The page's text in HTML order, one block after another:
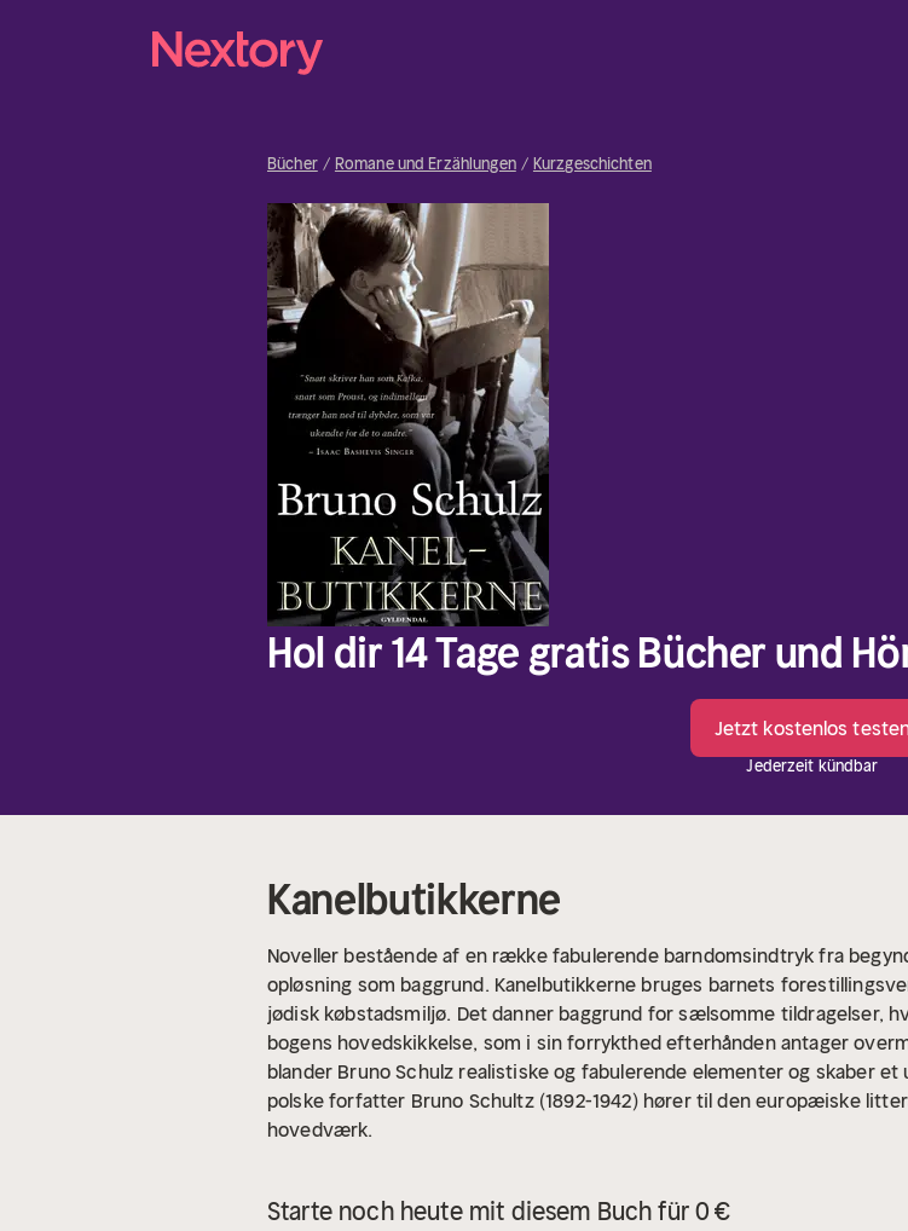
Bücher Romane und Erzählungen Kurzgeschichten
Hol dir 14 Tage gratis Bücher und
Jetzt kostenlos
Jederzeit kündbar
Kanelbutikkerne
Noveller bestående af en række fabulerende barndomsindtryk fra
opløsning som baggrund. Kanelbutikkerne bruges barnets
jødisk købstadsmiljø. Det danner baggrund for sælsomme tildragelser,
bogens hovedskikkelse, som i sin forrykthed efterhånden antager
blander Bruno Schulz realistiske og fabulerende elementer og skaber
polske forfatter Bruno Schultz (1892-1942) hører til den europæiske
hovedværk.
Starte noch heute mit diesem Buch für 0 €